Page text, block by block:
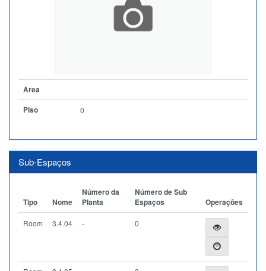
Àrea
Piso
0
Sub-Espaços
Tipo Nome
Número da
Planta
Número de Sub
Espaços
Operações
Room 3.4.04 - 0